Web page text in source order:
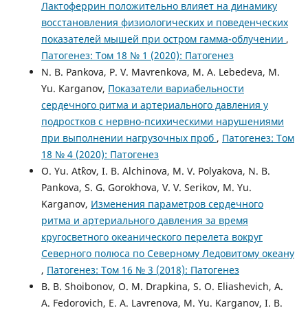
Лактоферрин положительно влияет на динамику
восстановления физиологических и поведенческих
показателей мышей при остром гамма-облучении ,
Патогенез: Том 18 № 1 (2020): Патогенез
N. B. Pankova, P. V. Mavrenkova, M. A. Lebedeva, M.
Yu. Karganov, Показатели вариабельности
сердечного ритма и артериального давления у
подростков с нервно-психическими нарушениями
при выполнении нагрузочных проб , Патогенез: Том
18 № 4 (2020): Патогенез
O. Yu. At`kov, I. B. Alchinova, M. V. Polyakova, N. B.
Pankova, S. G. Gorokhova, V. V. Serikov, M. Yu.
Karganov, Изменения параметров сердечного
ритма и артериального давления за время
кругосветного океанического перелета вокруг
Северного полюса по Северному Ледовитому океану
, Патогенез: Том 16 № 3 (2018): Патогенез
B. B. Shoibonov, O. M. Drapkina, S. O. Eliashevich, A.
A. Fedorovich, E. A. Lavrenova, M. Yu. Karganov, I. B.